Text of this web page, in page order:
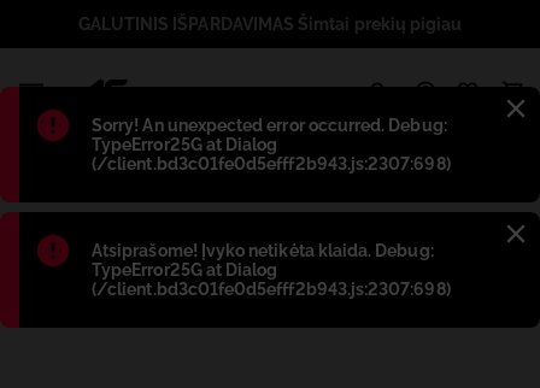
Błąd:
Sorry! An unexpected error occurred. Debug:
TypeError25G at Dialog
(/client.bd3c01fe0d5efff2b943.js:2307:698)
Błąd:
Atsiprašome! Įvyko netikėta klaida. Debug:
TypeError25G at Dialog
(/client.bd3c01fe0d5efff2b943.js:2307:698)
GALUTINIS IŠPARDAVIMAS Šimtai prekių pigiau